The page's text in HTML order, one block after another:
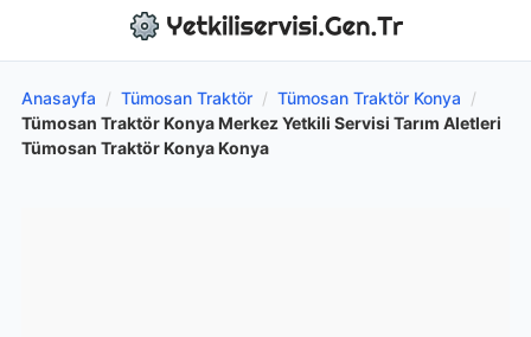
Anasayfa / Tümosan Traktör / Tümosan Traktör Konya /
Tümosan Traktör Konya Merkez Yetkili Servisi Tarım Aletleri
Tümosan Traktör Konya Konya